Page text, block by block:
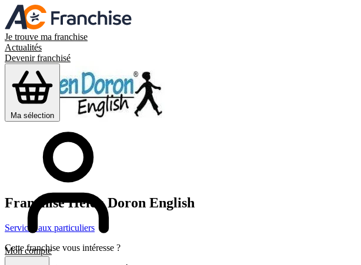
Je trouve ma franchise
Actualités
Devenir franchisé
Ma sélection
Mon compte
Franchise Helen Doron English
Services aux particuliers
Cette franchise vous intéresse ?